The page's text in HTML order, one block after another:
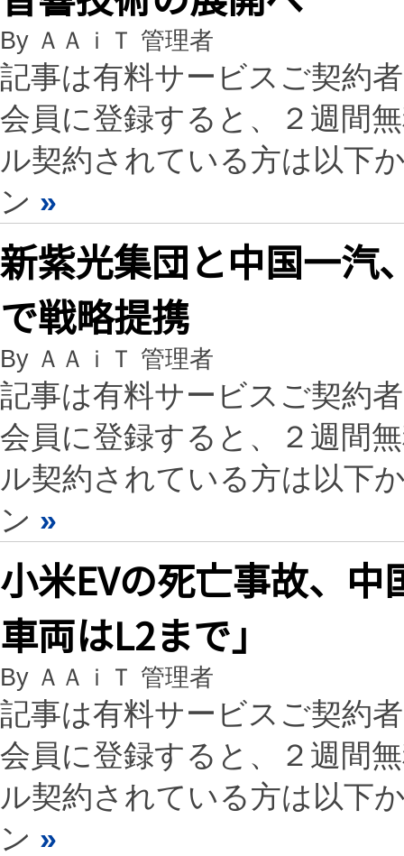
By ＡＡｉＴ 管理者
記事は有料サービスご契約
会員に登録すると、２週間
ル契約されている方は以下
ン »
新紫光集団と中国一
で戦略提携
By ＡＡｉＴ 管理者
記事は有料サービスご契約
会員に登録すると、２週間
ル契約されている方は以下
ン »
小米EVの死亡事故、
車両はL2まで」
By ＡＡｉＴ 管理者
記事は有料サービスご契約
会員に登録すると、２週間
ル契約されている方は以下
ン »